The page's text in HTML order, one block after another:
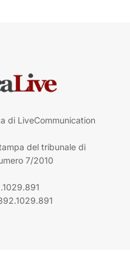
di LiveCommunication
del tribunale di
7/2010